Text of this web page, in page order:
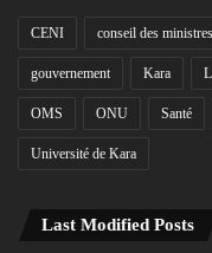
CENI conseil des ministres
gouvernement Kara
OMS ONU Santé
Université de Kara
Last Modified Posts